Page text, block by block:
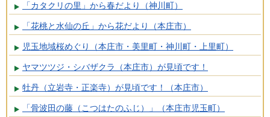
「カタクリの里」から春だより（神川町）
「花桃と水仙の丘」から花だより（本庄市）
児玉地域桜めぐり（本庄市・美里町・神川町・上里町）
ヤマツツジ・シバザクラ（本庄市）が見頃です！
牡丹（立岩寺・正楽寺）が見頃です！（本庄市）
「骨波田の藤（こつはたのふじ）」（本庄市児玉町）